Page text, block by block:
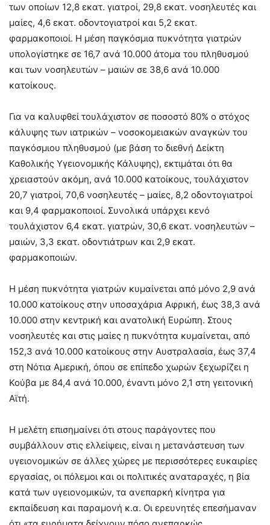
των οποίων 12,8 εκατ. γιατροί, 29,8 εκατ. νοσηλευτές και
μαίες, 4,6 εκατ. οδοντογιατροί και 5,2 εκατ.
φαρμακοποιοί. Η μέση παγκόσμια πυκνότητα γιατρών
υπολογίστηκε σε 16,7 ανά 10.000 άτομα του πληθυσμού
και των νοσηλευτών – μαιών σε 38,6 ανά 10.000
κατοίκους.
Για να καλυφθεί τουλάχιστον σε ποσοστό 80% ο στόχος
κάλυψης των ιατρικών – νοσοκομειακών αναγκών του
παγκόσμιου πληθυσμού (με βάση το διεθνή Δείκτη
Καθολικής Υγειονομικής Κάλυψης), εκτιμάται ότι θα
χρειαστούν ακόμη, ανά 10.000 κατοίκους, τουλάχιστον
20,7 γιατροί, 70,6 νοσηλευτές – μαίες, 8,2 οδοντογιατροί
και 9,4 φαρμακοποιοί. Συνολικά υπάρχει κενό
τουλάχιστον 6,4 εκατ. γιατρών, 30,6 εκατ. νοσηλευτών –
μαιών, 3,3 εκατ. οδοντιάτρων και 2,9 εκατ.
φαρμακοποιών.
Η μέση πυκνότητα γιατρών κυμαίνεται από μόνο 2,9 ανά
10.000 κατοίκους στην υποσαχάρια Αφρική, έως 38,3 ανά
10.000 στην κεντρική και ανατολική Ευρώπη. Στους
νοσηλευτές και στις μαίες η πυκνότητα κυμαίνεται, από
152,3 ανά 10.000 κατοίκους στην Αυστραλασία, έως 37,4
στη Νότια Αμερική, όπου σε επίπεδο χωρών ξεχωρίζει η
Κούβα με 84,4 ανά 10.000, έναντι μόνο 2,1 στη γειτονική
Αϊτή.
Η μελέτη επισημαίνει ότι στους παράγοντες που
συμβάλλουν στις ελλείψεις, είναι η μετανάστευση των
υγειονομικών σε άλλες χώρες με περισσότερες ευκαιρίες
εργασίας, οι πόλεμοι και οι πολιτικές αναταραχές, η βία
κατά των υγειονομικών, τα ανεπαρκή κίνητρα για
εκπαίδευση και παραμονή κ.α. Οι ερευνητές επεσήμαναν